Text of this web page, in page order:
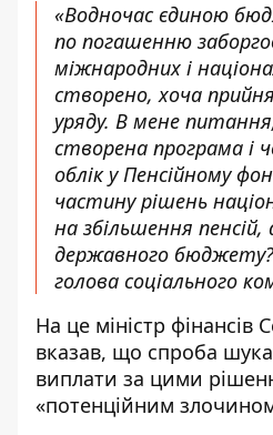
«Водночас єдиною
по погашенню
міжнародних і
створено, хоча
уряду. В мене
створена програма і
облік у Пенсійному
частину рішень
на збільшення пенсій,
державного
голова соціального
На це міністр фінансів
вказав, що спроба
виплати за цими
«потенційним